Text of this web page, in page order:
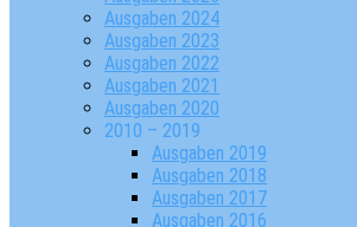
Ausgaben 2024
Ausgaben 2023
Ausgaben 2022
Ausgaben 2021
Ausgaben 2020
2010 – 2019
Ausgaben 2019
Ausgaben 2018
Ausgaben 2017
Ausgaben 2016